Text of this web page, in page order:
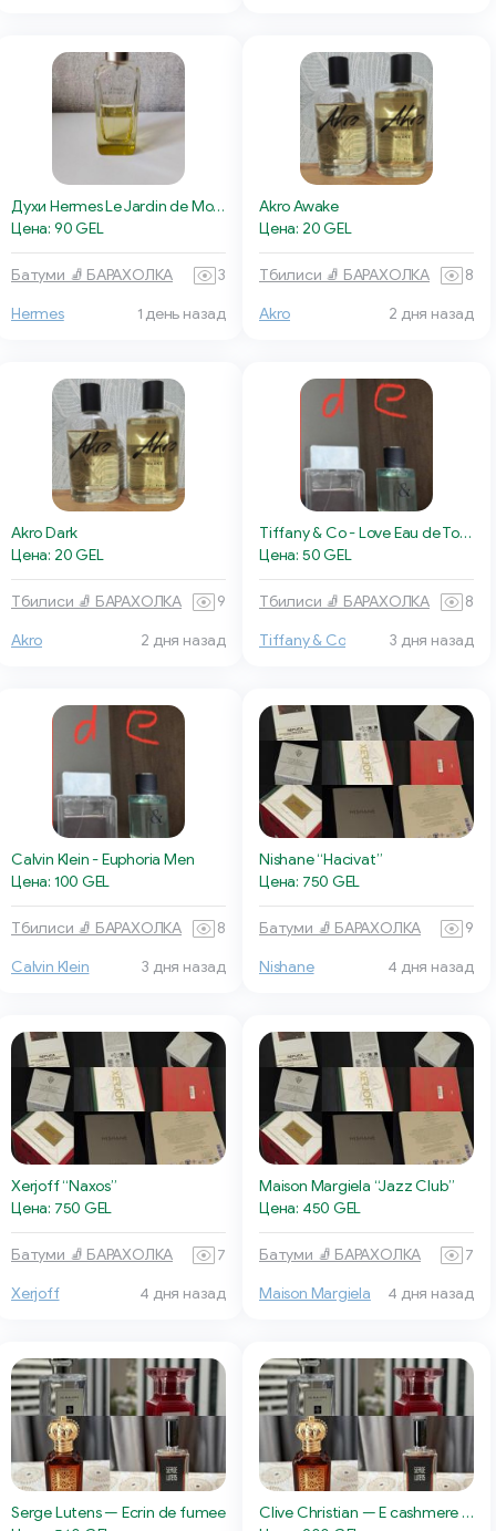
Духи Hermes Le Jardin de Monsieur Li
Цена: 90 GEL
Батуми 🧦 БАРАХОЛКА 3
Hermes 1 день назад
Akro Awake
Цена: 20 GEL
Тбилиси 🧦 БАРАХОЛКА 8
Akro 2 дня назад
Akro Dark
Цена: 20 GEL
Тбилиси 🧦 БАРАХОЛКА 9
Akro 2 дня назад
Tiffany & Co - Love Eau de Toilette for Him
Цена: 50 GEL
Тбилиси 🧦 БАРАХОЛКА 8
Tiffany & Co 3 дня назад
Calvin Klein - Euphoria Men
Цена: 100 GEL
Тбилиси 🧦 БАРАХОЛКА 8
Calvin Klein 3 дня назад
Nishane “Hacivat”
Цена: 750 GEL
Батуми 🧦 БАРАХОЛКА 9
Nishane 4 дня назад
Xerjoff “Naxos”
Цена: 750 GEL
Батуми 🧦 БАРАХОЛКА 7
Xerjoff 4 дня назад
Maison Margiela “Jazz Club”
Цена: 450 GEL
Батуми 🧦 БАРАХОЛКА 7
Maison Margiela 4 дня назад
Serge Lutens — Ecrin de fumee
Clive Christian — E cashmere Musk